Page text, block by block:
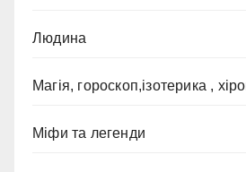
Людина
Магія, гороскоп,ізотерика ,
Міфи та легенди